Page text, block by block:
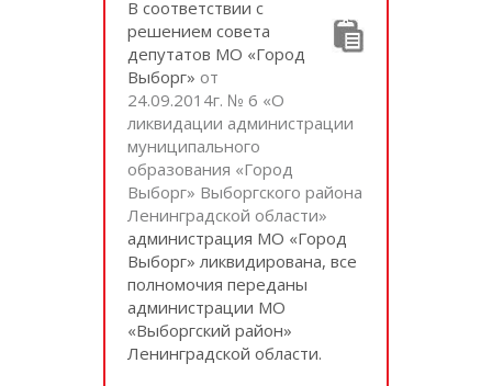
В соответствии с
решением совета
депутатов МО «Город
Выборг» от
24.09.2014г. № 6 «О
ликвидации администрации
муниципального
образования «Город
Выборг» Выборгского района
Ленинградской области»
администрация МО «Город
Выборг» ликвидирована, все
полномочия переданы
администрации МО
«Выборгский район»
Ленинградской области.